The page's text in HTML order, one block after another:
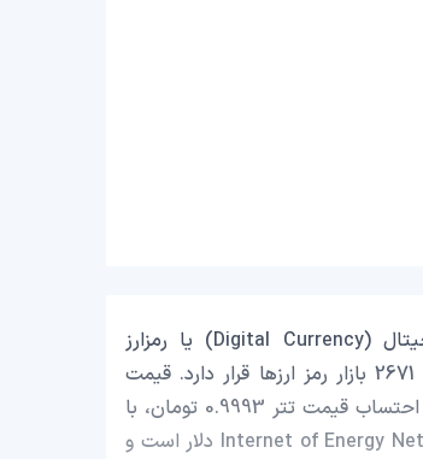
Internet of Energy Network با نماد اختصاری (IOEN) یک ارز دیجیتال (Digital Currency) یا رمزارز
(Cryptocurrency) است که با ارزش بازار حدود 193,861.83 دلار در رتبه 2671 بازار رمز ارزها قرار دارد. قیمت
Internet of Energy Network در این لحظه 0.000611452 دلار است که با احتساب قیمت تتر 0.9993 تومان، با
قیمت 116.37 تومان در ایران معامله می‌شود. حجم معاملات روزانه Internet of Energy Network 0 دلار است و